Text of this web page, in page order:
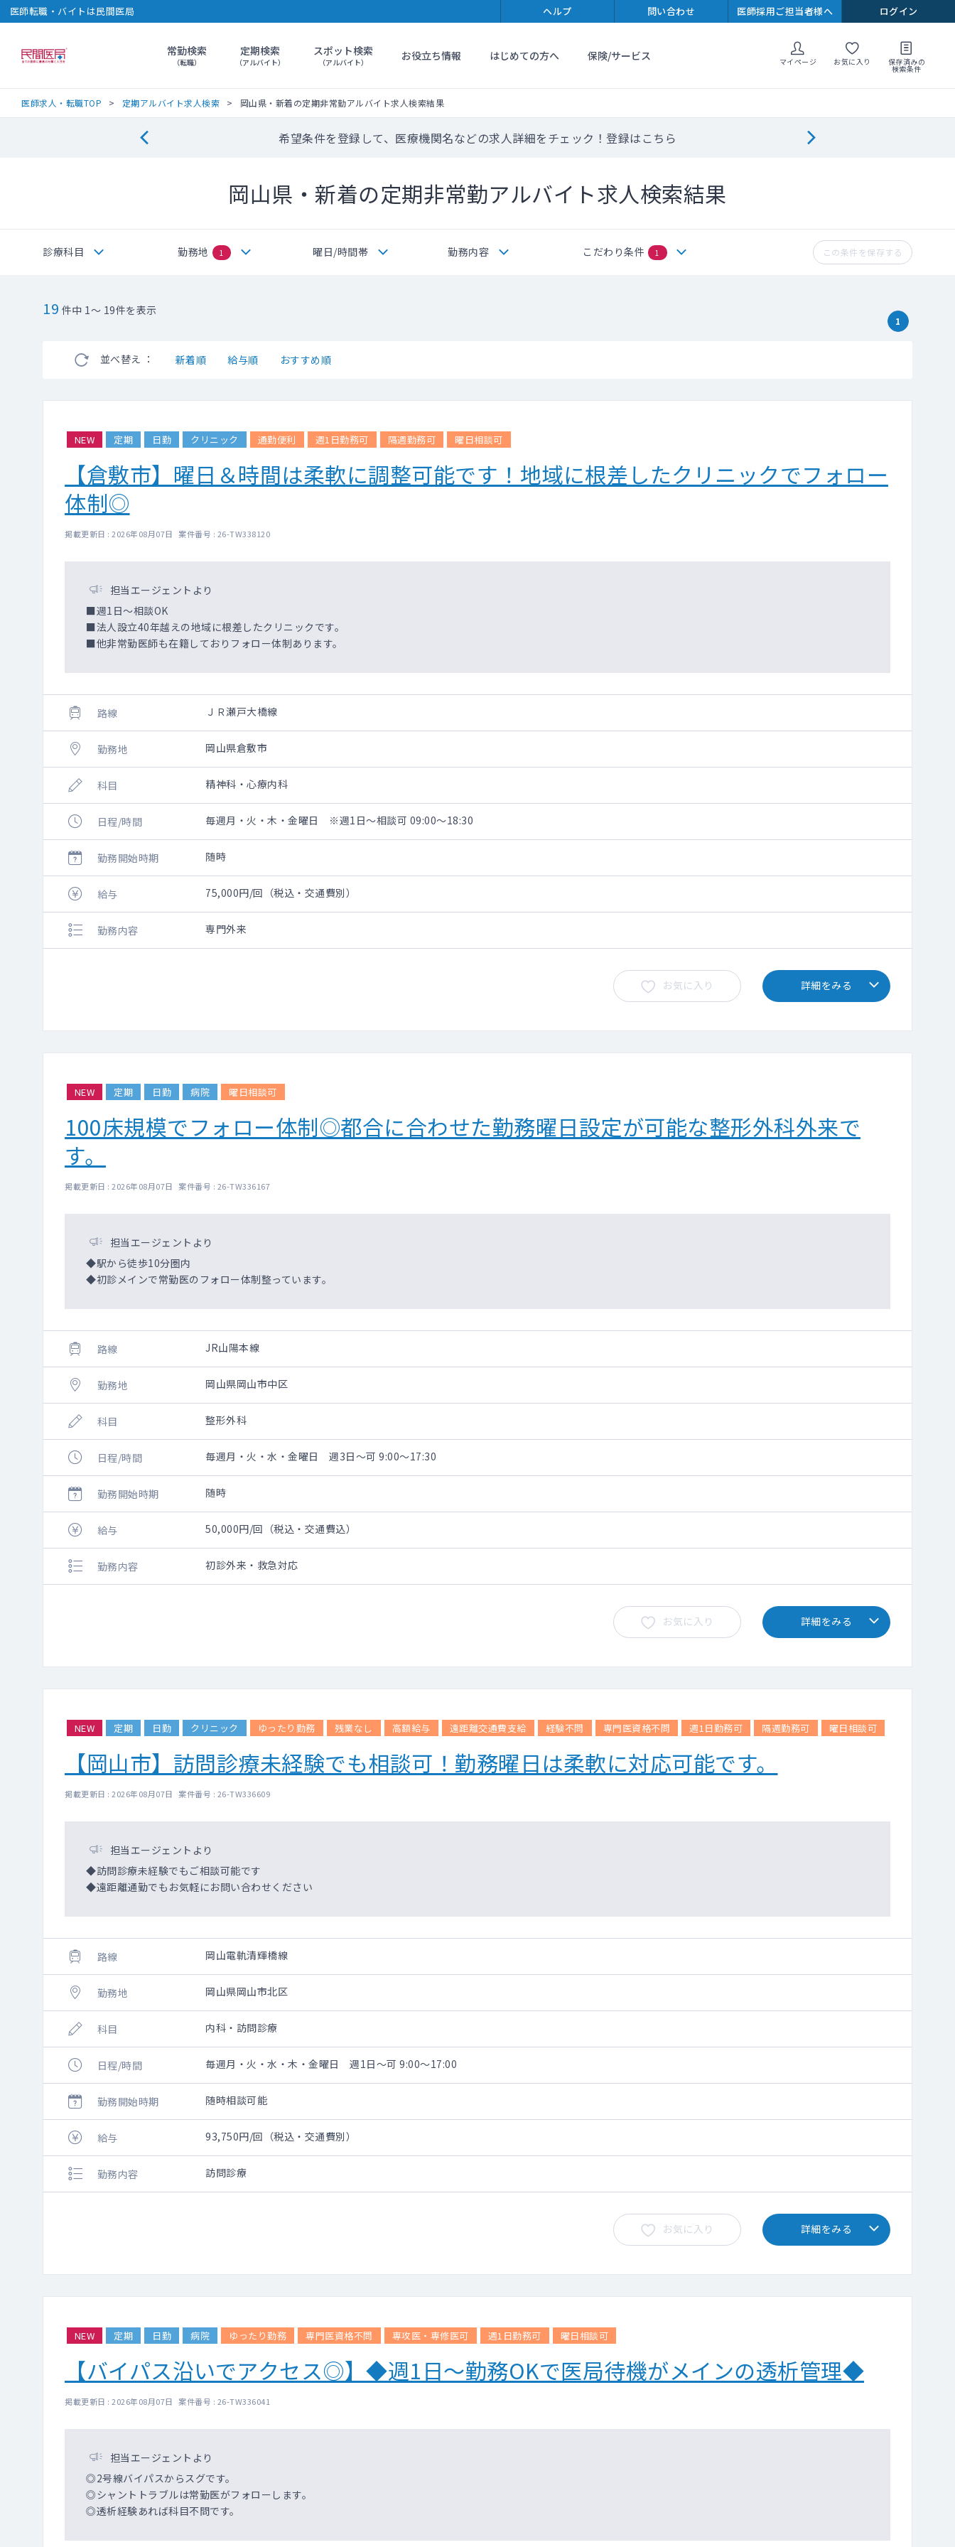
医師転職・バイトは民間医局 ヘルプ 問い合わせ 医師採用ご担当者様へ ログイン
民間医局常勤検索
（転職）
定期検索
（アルバイト）
スポット検索
（アルバイト） お役立ち情報 はじめての方へ 保険/サービス マイページ お気に入り 保存済みの
検索条件
医師求人・転職TOP 定期アルバイト求人検索 岡山県・新着の定期非常勤アルバイト求人検索結果
希望条件を登録して、医療機関名などの求人詳細をチェック！登録はこちら
岡山県・新着の定期非常勤アルバイト求人検索結果
診療科目 勤務地 1 曜日/時間帯 勤務内容 こだわり条件 1 この条件を保存する
19 件中 1～ 19件を表示
並べ替え ： 新着順 給与順 おすすめ順
1
NEW 定期 日勤 クリニック 通勤便利 週1日勤務可 隔週勤務可 曜日相談可
【倉敷市】曜日＆時間は柔軟に調整可能です！地域に根差したクリニックでフォロー
体制◎
掲載更新日 : 2026年08月07日 案件番号 : 26-TW338120
担当エージェントより
■週1日～相談OK
■法人設立40年越えの地域に根差したクリニックです。
■他非常勤医師も在籍しておりフォロー体制あります。
路線 ＪＲ瀬戸大橋線
勤務地 岡山県倉敷市
科目 精神科・心療内科
日程/時間 毎週月・火・木・金曜日 ※週1日～相談可 09:00～18:30
勤務開始時期 随時
給与 75,000円/回（税込・交通費別）
勤務内容 専門外来
お気に入り 詳細をみる
NEW 定期 日勤 病院 曜日相談可
100床規模でフォロー体制◎都合に合わせた勤務曜日設定が可能な整形外科外来で
す。
掲載更新日 : 2026年08月07日 案件番号 : 26-TW336167
担当エージェントより
◆駅から徒歩10分圏内
◆初診メインで常勤医のフォロー体制整っています。
路線 JR山陽本線
勤務地 岡山県岡山市中区
科目 整形外科
日程/時間 毎週月・火・水・金曜日 週3日～可 9:00～17:30
勤務開始時期 随時
給与 50,000円/回（税込・交通費込）
勤務内容 初診外来・救急対応
お気に入り 詳細をみる
NEW 定期 日勤 クリニック ゆったり勤務 残業なし 高額給与 遠距離交通費支給 経験不問 専門医資格不問 週1日勤務可 隔週勤務可 曜日相談可
【岡山市】訪問診療未経験でも相談可！勤務曜日は柔軟に対応可能です。
掲載更新日 : 2026年08月07日 案件番号 : 26-TW336609
担当エージェントより
◆訪問診療未経験でもご相談可能です
◆遠距離通勤でもお気軽にお問い合わせください
路線 岡山電軌清輝橋線
勤務地 岡山県岡山市北区
科目 内科・訪問診療
日程/時間 毎週月・火・水・木・金曜日 週1日～可 9:00～17:00
勤務開始時期 随時相談可能
給与 93,750円/回（税込・交通費別）
勤務内容 訪問診療
お気に入り 詳細をみる
NEW 定期 日勤 病院 ゆったり勤務 専門医資格不問 専攻医・専修医可 週1日勤務可 曜日相談可
【バイパス沿いでアクセス◎】◆週1日～勤務OKで医局待機がメインの透析管理◆
掲載更新日 : 2026年08月07日 案件番号 : 26-TW336041
担当エージェントより
◎2号線バイパスからスグです。
◎シャントトラブルは常勤医がフォローします。
◎透析経験あれば科目不問です。